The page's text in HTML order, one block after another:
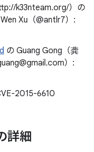
k33nteam.org/）の
Xu（@antlr7）:
の Guang Gong（龚
）:
2015-6610
詳細